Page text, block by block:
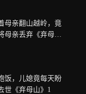
母亲翻山越岭，竟
母亲丢弃《弃母
饭，儿媳竟每天盼
世《弃母山》1